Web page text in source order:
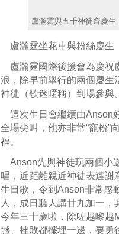
盧瀚霆與五千神徒齊慶生
盧瀚霆坐花車與粉絲慶生
盧瀚霆國際後援會為慶祝
浪，除早前舉行的兩個慶生
神徒（歌迷暱稱）到場參與
這次生日會繼續由Anson
全場尖叫，他亦非常“寵粉”
福。
Anson先與神徒玩兩個小
唱，近距離親近神徒表達
生日歌，令到Anson非常感
人，成日聽人講廿九加一
今年三十歲啦，除咗越嚟越
憾、挫敗都擺埋一邊，要勇